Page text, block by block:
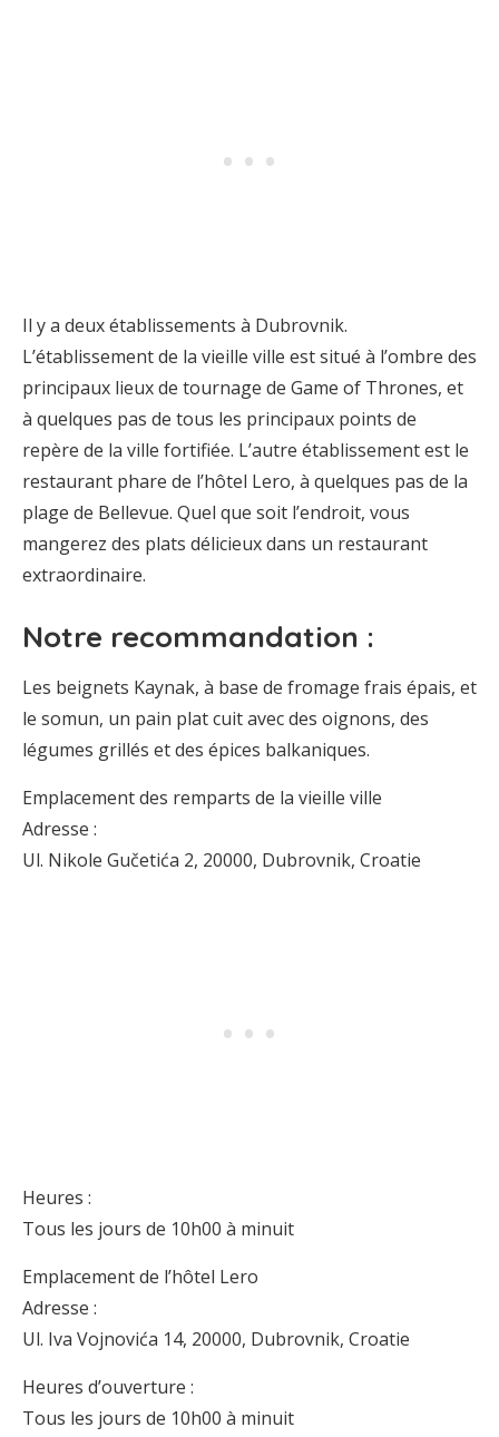
Il y a deux établissements à Dubrovnik.
L’établissement de la vieille ville est situé à l’ombre des
principaux lieux de tournage de Game of Thrones, et
à quelques pas de tous les principaux points de
repère de la ville fortifiée. L’autre établissement est le
restaurant phare de l’hôtel Lero, à quelques pas de la
plage de Bellevue. Quel que soit l’endroit, vous
mangerez des plats délicieux dans un restaurant
extraordinaire.
Notre recommandation :
Les beignets Kaynak, à base de fromage frais épais, et
le somun, un pain plat cuit avec des oignons, des
légumes grillés et des épices balkaniques.
Emplacement des remparts de la vieille ville
Adresse :
Ul. Nikole Gučetića 2, 20000, Dubrovnik, Croatie
Heures :
Tous les jours de 10h00 à minuit
Emplacement de l’hôtel Lero
Adresse :
Ul. Iva Vojnovića 14, 20000, Dubrovnik, Croatie
Heures d’ouverture :
Tous les jours de 10h00 à minuit